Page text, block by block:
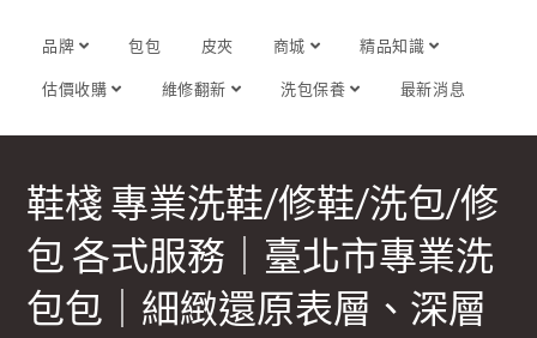
品牌 包包 皮夾 商城 精品知識
估價收購 維修翻新 洗包保養 最新消息
鞋棧 專業洗鞋/修鞋/洗包/修
包 各式服務｜臺北市專業洗
包包｜細緻還原表層、深層